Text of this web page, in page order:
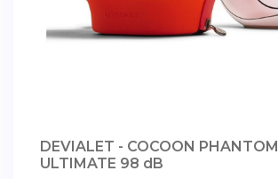
DEVIALET - COCOON PHANTOM
ULTIMATE 98 dB